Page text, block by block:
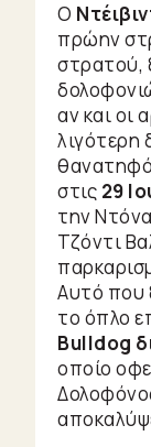
Ο
πρώην
στρατού,
αν και οι
στις 29
την
Τζόντι
Αυτό που
το όπλο
Bulldog
οποίο